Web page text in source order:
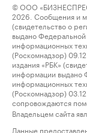
© ООО
2026. Сообщения и
(свидетельство о
выдано
информационных
(Роскомнадзор)
издания «РБК»
информации выдано
информационных
(Роскомнадзор)
сопровождаются
Владельцем сайта
Данные